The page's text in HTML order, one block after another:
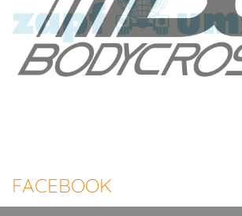
FACEBOOK